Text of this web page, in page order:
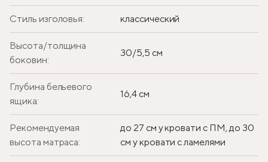
Стиль изголовья: классический
Высота/толщина
боковин:
30/5,5 см
Глубина бельевого
ящика:
16,4 см
Рекомендуемая
высота матраса:
до 27 см у кровати с ПМ, до 30
см у кровати с ламелями